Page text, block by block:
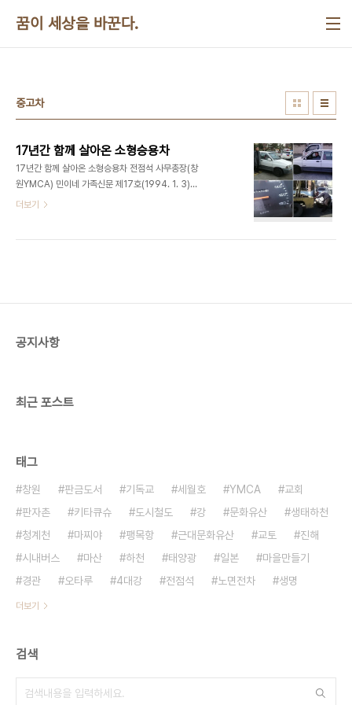
꿈이 세상을 바꾼다.
중고차
17년간 함께 살아온 소형승용차
17년간 함께 살아온 소형승용차 전점석 사무총장(창
원YMCA) 민이네 가족신문 제17호(1994. 1. 3)에
실린 1993년의 우리가족 10대 뉴스에 의하면 프라
량등록을 하니 차량등록번호는 경남 1초6949였다.
더보기
공지사항
최근 포스트
태그
창원 판금도서 기독교 세월호 YMCA
교회
판자촌
키타큐슈 도시철도 강 문화유산
생태하천
청계천
마찌야 팽목항 근대문화유산 교토
진해
시내버스
마산 하천 태양광 일본
마을만들기
경관
오타루 4대강 전점석 노면전차 생명
더보기
검색